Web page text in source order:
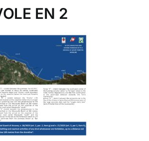
EN 2